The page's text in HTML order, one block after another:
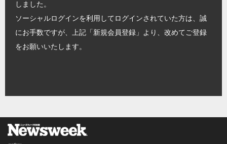
しました。
ソーシャルログインを利用してログインされていた方は、誠
にお手数ですが、上記「新規会員登録」より、改めてご登録
をお願いいたします。